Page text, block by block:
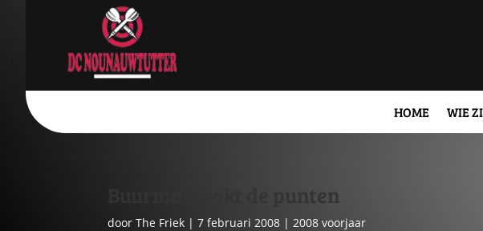
HOME WIE
Buurman pakt de punten
doorThe Friek |7 februari 2008 |2008 voorjaar